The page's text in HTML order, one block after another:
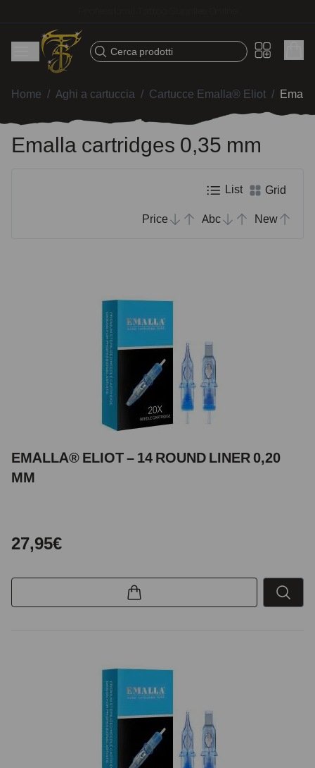
Cerca prodotti
Home / Aghi a cartuccia / Cartucce Emalla® Eliot /
Emalla cartridges 0,35 mm
List Grid
Price Abc New
EMALLA® ELIOT – 14 ROUND LINER 0,20
MM
27,95€